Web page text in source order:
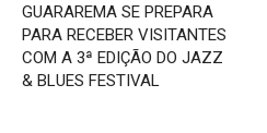
GUARAREMA SE PREPARA
PARA RECEBER VISITANTES
COM A 3ª EDIÇÃO DO JAZZ
& BLUES FESTIVAL